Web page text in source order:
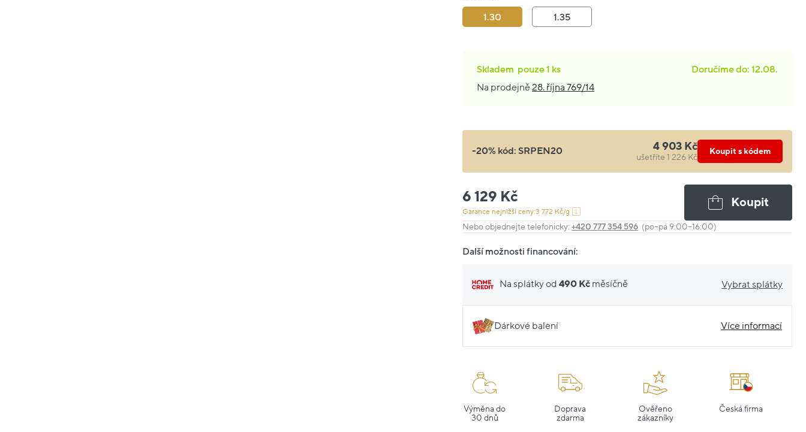
1.30 1.35
Skladem pouze1 ks
Doručíme do: 12.08.
Na prodejně28. října 769/14
-20% kód:SRPEN20 4 903 Kč
ušetříte 1 226 Kč
Koupit s kódem
6 129 Kč
Garance nejnižší ceny:3 772 Kč/g
Koupit
Nebo objednejte telefonicky:+420 777 354 596 (po–pá 9:00–16:00)
Další možnosti financování:
Na splátky od490 Kč měsíčně Vybrat splátky
Dárkové balení Více informací
Výměna do
30 dnů
Doprava
zdarma
Ověřeno
zákazníky
Česká firma